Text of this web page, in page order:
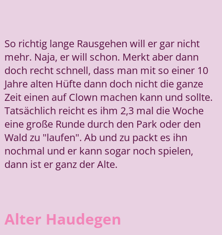
So richtig lange Rausgehen will er gar nicht
mehr. Naja, er will schon. Merkt aber dann
doch recht schnell, dass man mit so einer 10
Jahre alten Hüfte dann doch nicht die ganze
Zeit einen auf Clown machen kann und sollte.
Tatsächlich reicht es ihm 2,3 mal die Woche
eine große Runde durch den Park oder den
Wald zu "laufen". Ab und zu packt es ihn
nochmal und er kann sogar noch spielen,
dann ist er ganz der Alte.
Alter Haudegen